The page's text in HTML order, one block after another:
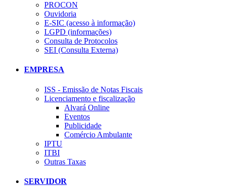
PROCON
Ouvidoria
E-SIC (acesso à informação)
LGPD (informações)
Consulta de Protocolos
SEI (Consulta Externa)
EMPRESA
ISS - Emissão de Notas Fiscais
Licenciamento e fiscalização
Alvará Online
Eventos
Publicidade
Comércio Ambulante
IPTU
ITBI
Outras Taxas
SERVIDOR